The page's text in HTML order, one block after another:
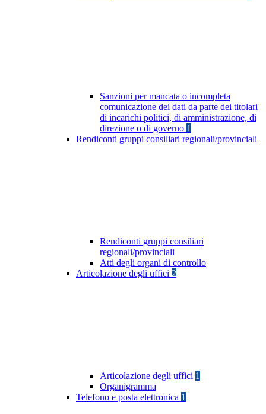
Sanzioni per mancata o incompleta
comunicazione dei dati da parte dei titolari
di incarichi politici, di amministrazione, di
direzione o di governo 1
Rendiconti gruppi consiliari regionali/provinciali
Rendiconti gruppi consiliari
regionali/provinciali
Atti degli organi di controllo
Articolazione degli uffici 2
Articolazione degli uffici 1
Organigramma
Telefono e posta elettronica 1